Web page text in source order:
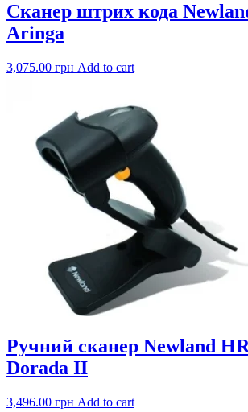
Сканер штрих кода
Aringa
3,075.00 грн Add to cart
Ручний сканер Newland
Dorada II
3,496.00 грн Add to cart